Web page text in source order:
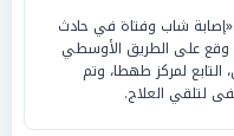
شاب وفتاة في حادث
وقع على الطريق الأوسطي
التابع لمركز طهطا، وتم
لتلقي العلاج.